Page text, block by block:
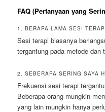
FAQ (Pertanyaan yang
1. BERAPA LAMA SESI
Sesi terapi biasanya
tergantung pada metode dan
2. SEBERAPA SERING SAYA
Frekuensi sesi terapi
Beberapa orang mungkin
yang lain mungkin hanya